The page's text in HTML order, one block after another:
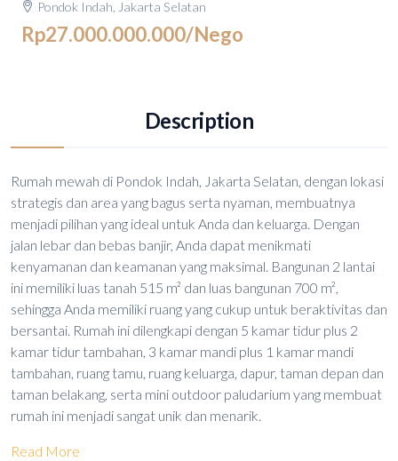
Pondok Indah, Jakarta Selatan
Rp27.000.000.000/Nego
Description
Rumah mewah di Pondok Indah, Jakarta Selatan, dengan lokasi
strategis dan area yang bagus serta nyaman, membuatnya
menjadi pilihan yang ideal untuk Anda dan keluarga. Dengan
jalan lebar dan bebas banjir, Anda dapat menikmati
kenyamanan dan keamanan yang maksimal. Bangunan 2 lantai
ini memiliki luas tanah 515 m² dan luas bangunan 700 m²,
sehingga Anda memiliki ruang yang cukup untuk beraktivitas dan
bersantai. Rumah ini dilengkapi dengan 5 kamar tidur plus 2
kamar tidur tambahan, 3 kamar mandi plus 1 kamar mandi
tambahan, ruang tamu, ruang keluarga, dapur, taman depan dan
taman belakang, serta mini outdoor paludarium yang membuat
rumah ini menjadi sangat unik dan menarik.
Read More